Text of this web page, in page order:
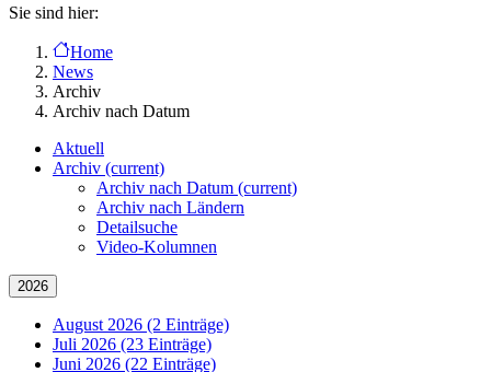
Sie sind hier:
Home
News
Archiv
Archiv nach Datum
Aktuell
Archiv (current)
Archiv nach Datum (current)
Archiv nach Ländern
Detailsuche
Video-Kolumnen
2026
August 2026 (2 Einträge)
Juli 2026 (23 Einträge)
Juni 2026 (22 Einträge)